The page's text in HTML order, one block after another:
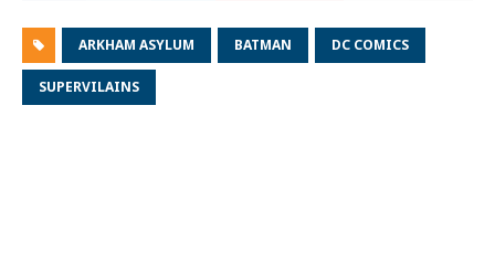
ARKHAM ASYLUM BATMAN DC COMICS
SUPERVILAINS